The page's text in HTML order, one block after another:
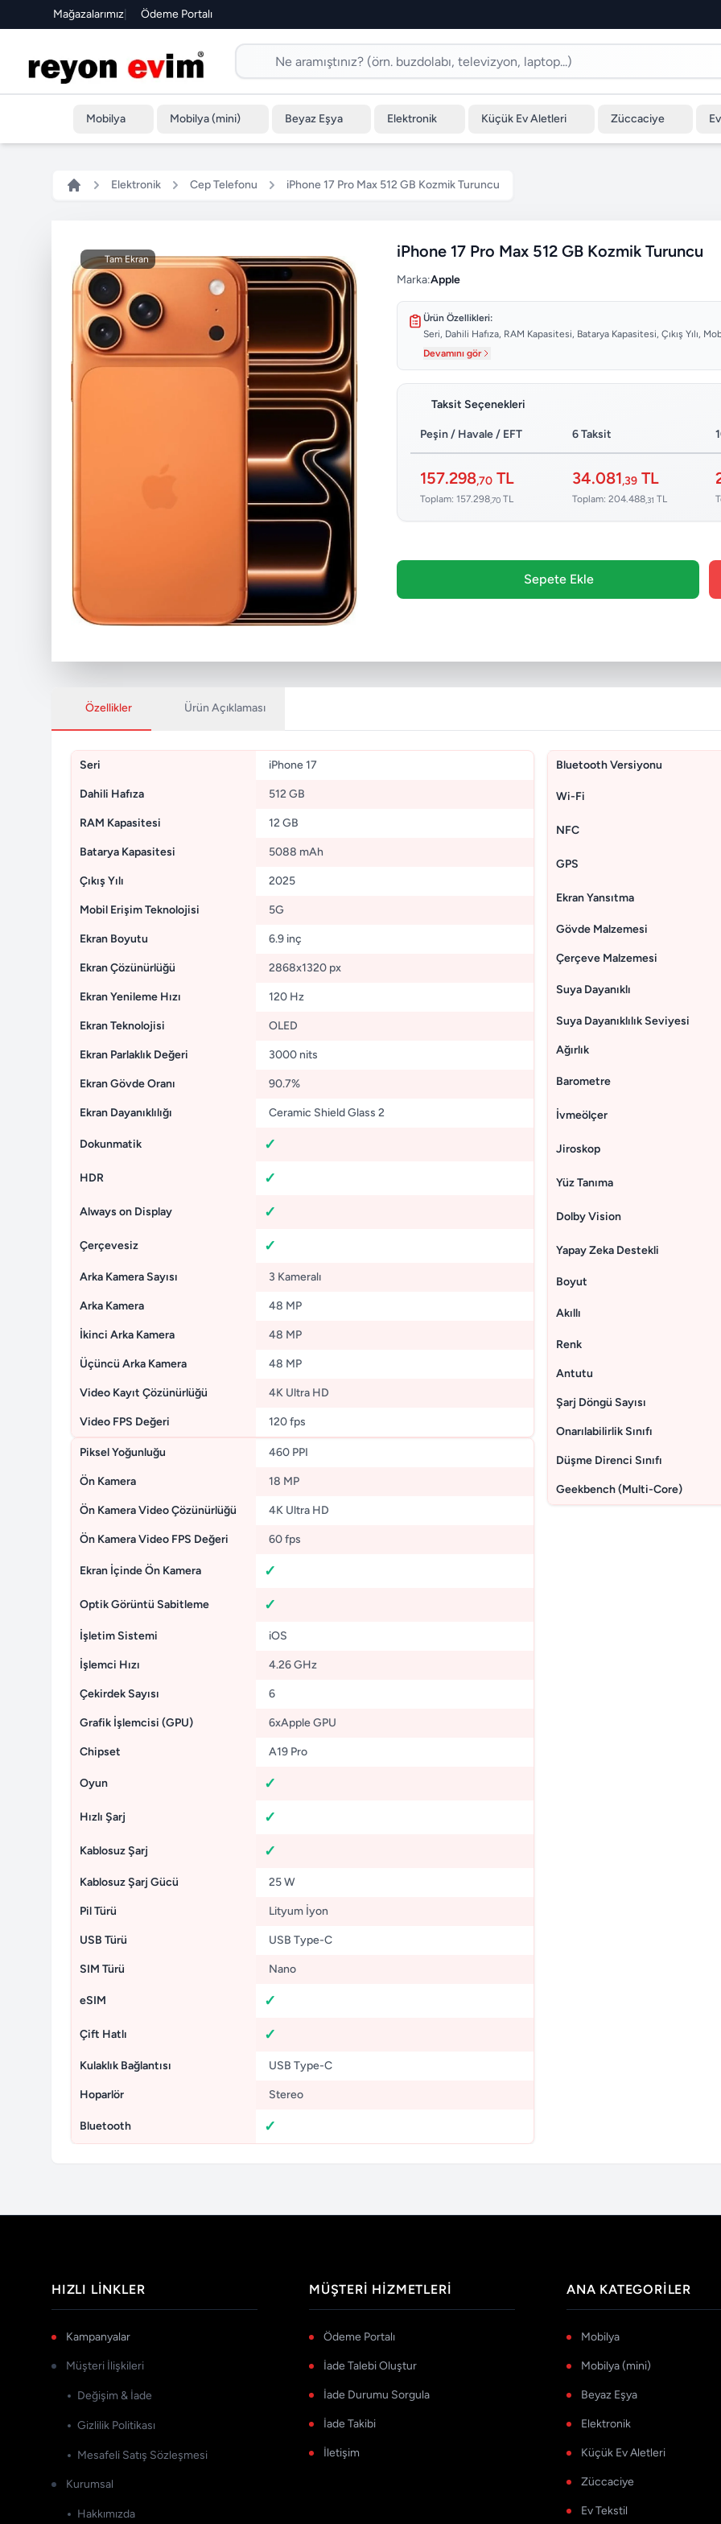
Mağazalarımız| Ödeme Portalı
Mobilya Mobilya (mini) Beyaz Eşya Elektronik Küçük Ev Aletleri Züccaciye
Elektronik Cep Telefonu iPhone 17 Pro Max 512 GB Kozmik Turuncu
Tam Ekran iPhone 17 Pro Max 512 GB Kozmik Turuncu
Marka:Apple
Ürün Özellikleri:
Seri, Dahili Hafıza, RAM Kapasitesi, Batarya Kapasitesi, Çıkış Yılı,
Devamını gör
Taksit Seçenekleri
Peşin / Havale / EFT 6 Taksit
157.298,70 TL
Toplam: 157.298,70 TL
34.081,39 TL
Toplam: 204.488 ,31 TL
Sepete Ekle
Özellikler Ürün Açıklaması
Seri iPhone 17
Dahili Hafıza 512 GB
RAM Kapasitesi 12 GB
Batarya Kapasitesi 5088 mAh
Çıkış Yılı 2025
Mobil Erişim Teknolojisi 5G
Ekran Boyutu 6.9 inç
Ekran Çözünürlüğü 2868x1320 px
Ekran Yenileme Hızı 120 Hz
Ekran Teknolojisi OLED
Ekran Parlaklık Değeri 3000 nits
Ekran Gövde Oranı 90.7%
Ekran Dayanıklılığı Ceramic Shield Glass 2
Dokunmatik
HDR
Always on Display
Çerçevesiz
Arka Kamera Sayısı 3 Kameralı
Arka Kamera 48 MP
İkinci Arka Kamera 48 MP
Üçüncü Arka Kamera 48 MP
Video Kayıt Çözünürlüğü 4K Ultra HD
Video FPS Değeri 120 fps
Piksel Yoğunluğu 460 PPI
Ön Kamera 18 MP
Ön Kamera Video Çözünürlüğü 4K Ultra HD
Ön Kamera Video FPS Değeri 60 fps
Ekran İçinde Ön Kamera
Optik Görüntü Sabitleme
İşletim Sistemi iOS
İşlemci Hızı 4.26 GHz
Çekirdek Sayısı 6
Grafik İşlemcisi (GPU) 6xApple GPU
Chipset A19 Pro
Oyun
Hızlı Şarj
Kablosuz Şarj
Kablosuz Şarj Gücü 25 W
Pil Türü Lityum İyon
USB Türü USB Type-C
SIM Türü Nano
eSIM
Çift Hatlı
Kulaklık Bağlantısı USB Type-C
Hoparlör Stereo
Bluetooth
Bluetooth Versiyonu
Wi-Fi
NFC
GPS
Ekran Yansıtma
Gövde Malzemesi
Çerçeve Malzemesi
Suya Dayanıklı
Suya Dayanıklılık Seviyesi
Ağırlık
Barometre
İvmeölçer
Jiroskop
Yüz Tanıma
Dolby Vision
Yapay Zeka Destekli
Boyut
Akıllı
Renk
Antutu
Şarj Döngü Sayısı
Onarılabilirlik Sınıfı
Düşme Direnci Sınıfı
Geekbench (Multi-Core)
HIZLI LINKLER
Kampanyalar
Müşteri İlişkileri
Değişim & İade
Gizlilik Politikası
Mesafeli Satış Sözleşmesi
Kurumsal
Hakkımızda
MÜŞTERI HIZMETLERI
Ödeme Portalı
İade Talebi Oluştur
İade Durumu Sorgula
İade Takibi
İletişim
ANA KATEGORILER
Mobilya
Mobilya (mini)
Beyaz Eşya
Elektronik
Küçük Ev Aletleri
Züccaciye
Ev Tekstil